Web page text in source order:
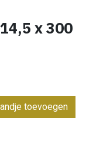
x 300
toevoegen